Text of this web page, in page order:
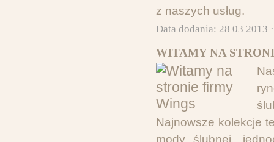
z naszych usług.
Data dodania: 28 03 2013
WITAMY NA
Najnowsze kolekcje
mody ślubnej,